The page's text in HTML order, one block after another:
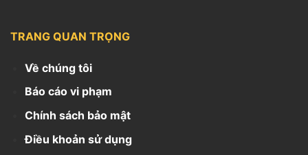
TRANG QUAN TRỌNG
Về chúng tôi
Báo cáo vi phạm
Chính sách bảo mật
Điều khoản sử dụng